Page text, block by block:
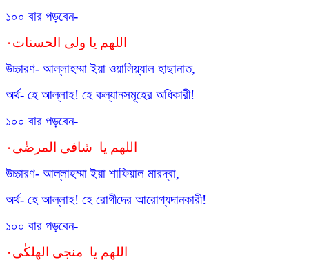
১০০ বার পড়বেন-
اللهم يا ولى الحسنات٠
উচ্চারণ- আল্লাহম্মা ইয়া ওয়ালিয়্যাল হাছানাত,
অর্থ- হে আল্লাহ! হে কল্যানসমূহের অধিকারী!
১০০ বার পড়বেন-
اللهم يا شافى المرضٰی٠
উচ্চারণ- আল্লাহম্মা ইয়া শাফিয়াল মারদ্বা,
অর্থ- হে আল্লাহ! হে রোগীদের আরোগ্যদানকারী!
১০০ বার পড়বেন-